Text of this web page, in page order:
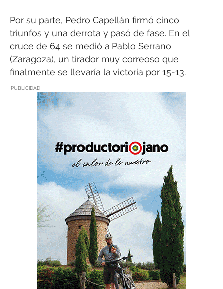
Por su parte, Pedro Capellán firmó cinco
triunfos y una derrota y pasó de fase. En el
cruce de 64 se medió a Pablo Serrano
(Zaragoza), un tirador muy correoso que
finalmente se llevaría la victoria por 15-13.
PUBLICIDAD